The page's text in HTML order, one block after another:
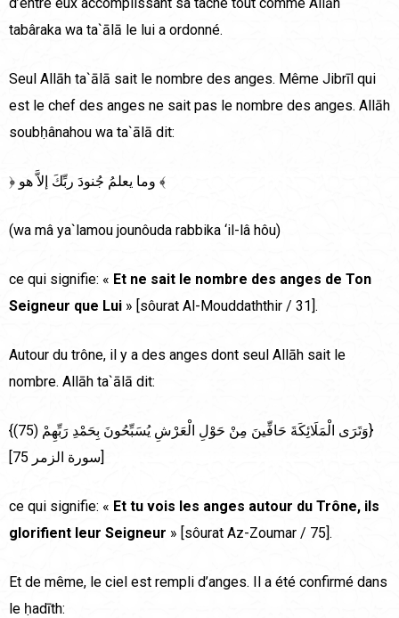
tabâraka wa ta`ālā le lui a ordonné.
Seul Allāh ta`ālā sait le nombre des anges. Même Jibrīl qui
est le chef des anges ne sait pas le nombre des anges. Allāh
soubḥânahou wa ta`ālā dit:
﴿ وما يعلمُ جُنودَ ربِّكَ إلاَّ هو ﴾
(wa mâ ya`lamou jounôuda rabbika ‘il-lâ hôu)
ce qui signifie: « Et ne sait le nombre des anges de Ton
Seigneur que Lui » [sôurat Al-Mouddaththir / 31].
Autour du trône, il y a des anges dont seul Allāh sait le
nombre. Allāh ta`ālā dit:
{وَتَرَى الْمَلَائِكَةَ حَافِّينَ مِنْ حَوْلِ الْعَرْشِ يُسَبِّحُونَ بِحَمْدِ رَبِّهِمْ (75)}
[سورة الزمر 75]
ce qui signifie: « Et tu vois les anges autour du Trône, ils
glorifient leur Seigneur » [sôurat Az-Zoumar / 75].
Et de même, le ciel est rempli d’anges. Il a été confirmé dans
le ḥadīth: